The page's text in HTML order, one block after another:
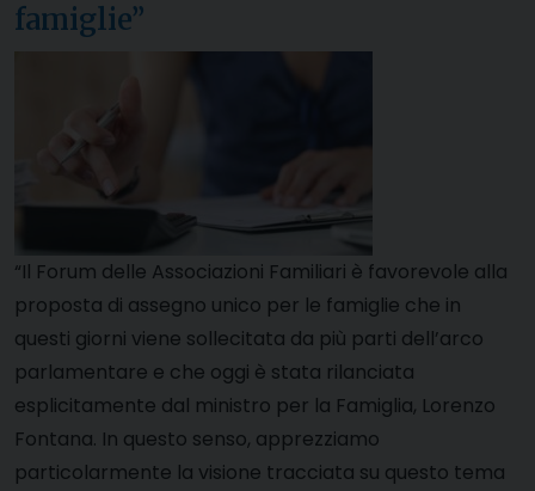
famiglie”
“Il Forum delle Associazioni Familiari è favorevole alla
proposta di assegno unico per le famiglie che in
questi giorni viene sollecitata da più parti dell’arco
parlamentare e che oggi è stata rilanciata
esplicitamente dal ministro per la Famiglia, Lorenzo
Fontana. In questo senso, apprezziamo
particolarmente la visione tracciata su questo tema